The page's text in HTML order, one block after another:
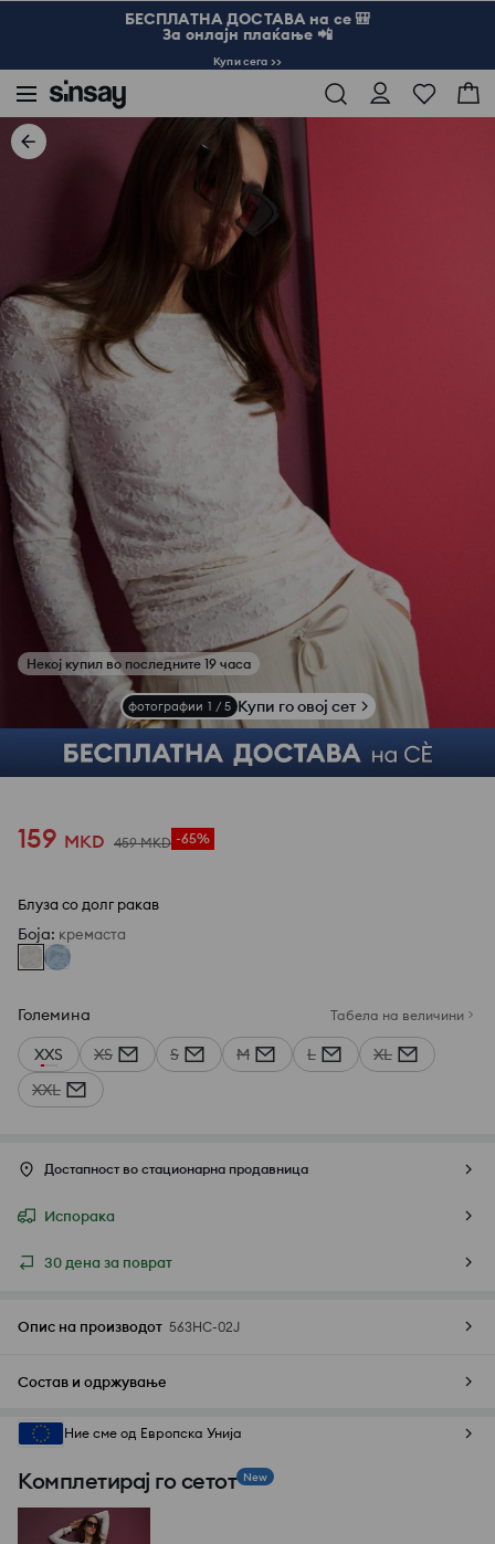
БЕСПЛАТНА ДОСТАВА на се 🎒
За онлајн плаќање 📲
Купи сега >>
фотографии 1 / 5 Купи го овој сет
159 MKD 459 MKD -65%
Блуза со долг ракав
Боја: кремаста
Големина Табела на величини
XXS XS S M L
XL
XXL
Достапност во стационарна продавница
Испорака
30 дена за поврат
Опис на производот 563HC-02J
Состав и одржување
Ние сме од Европска Унија
Комплетирај го сетот New